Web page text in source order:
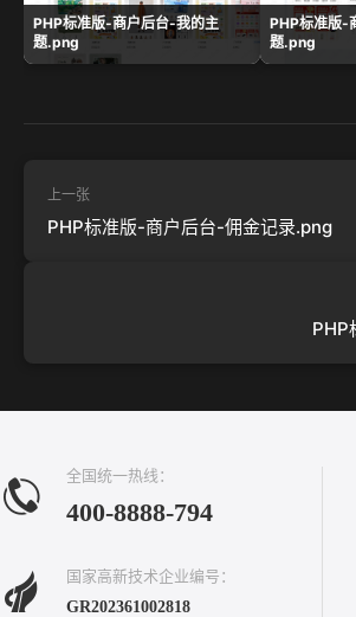
PHP标准版-商户后台-我的主
题.png
PHP标准版-
题.png
上一张
PHP标准版-商户后台-佣金记录.png
PHP
全国统一热线：
400-8888-794
国家高新技术企业编号：
GR202361002818